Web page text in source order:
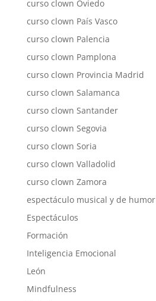
curso clown Oviedo
curso clown País Vasco
curso clown Palencia
curso clown Pamplona
curso clown Provincia Madrid
curso clown Salamanca
curso clown Santander
curso clown Segovia
curso clown Soria
curso clown Valladolid
curso clown Zamora
espectáculo musical y de humor
Espectáculos
Formación
Inteligencia Emocional
León
Mindfulness